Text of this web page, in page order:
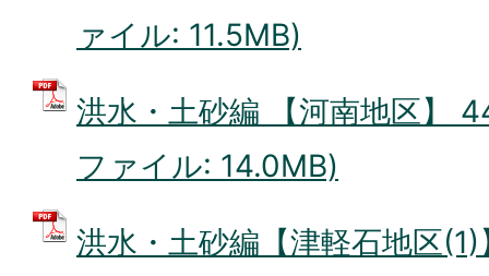
ァイル: 11.5MB)
洪水・土砂編 【河南地区】
ファイル: 14.0MB)
洪水・土砂編【津軽石地区